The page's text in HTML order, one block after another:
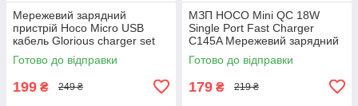
Мережевий зарядний
пристрій Hoco Micro USB
кабель Glorious charger set
C72Q | 1USB,
QC3.0/FCP/AFC, 3A, 18W|
Готово до відправки
199 ₴ 249 ₴
МЗП HOCO Mini QC 18W
Single Port Fast Charger
C145A Мережевий зарядний
пристрій блочок адаптер для
телефона
Готово до відправки
179 ₴ 219 ₴